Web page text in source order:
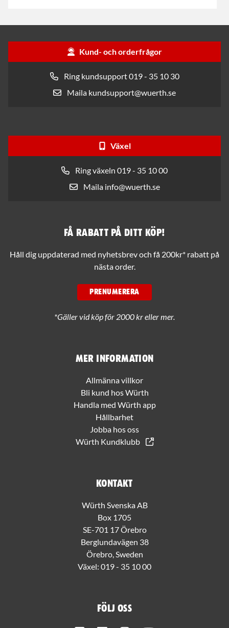
Kund- och orderfrågor
Ring kundsupport 019 - 35 10 30
Maila kundsupport@wuerth.se
Växel
Ring växeln 019 - 35 10 00
Maila info@wuerth.se
Mer information
Allmänna villkor
Bli kund hos Würth
Handla med Würth app
Hållbarhet
Jobba hos oss
Würth Kundklubb
Kontakt
Würth Svenska AB
Box 1705
SE-701 17 Örebro
Berglundavägen 38
Örebro, Sweden
Växel: 019 - 35 10 00
Följ oss
Få rabatt på ditt köp!
Håll dig uppdaterad med nyhetsbrev och få 200kr* rabatt på
nästa order.
PRENUMERERA
*Gäller vid köp för 2000 kr eller mer.